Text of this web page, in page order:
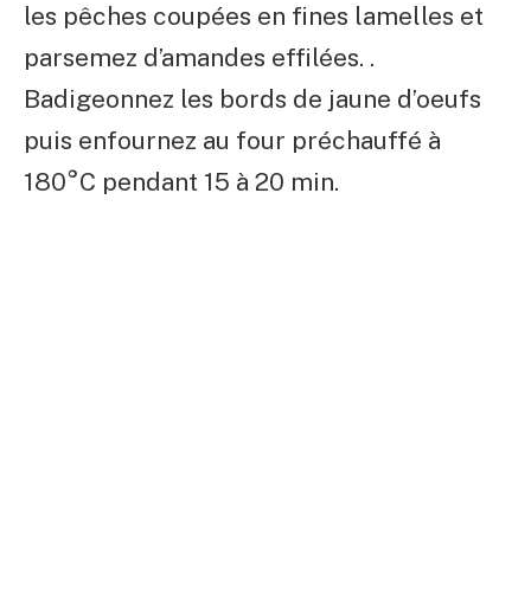
les pêches coupées en fines lamelles et
parsemez d’amandes effilées. .
Badigeonnez les bords de jaune d’oeufs
puis enfournez au four préchauffé à
180°C pendant 15 à 20 min.